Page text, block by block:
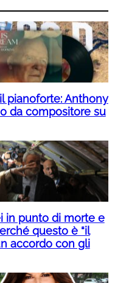
pianoforte: Anthony
da compositore su
in punto di morte e
questo è “il
accordo con gli